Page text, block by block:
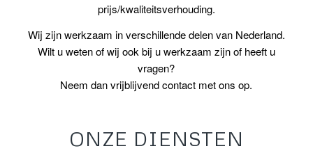
prijs/kwaliteitsverhouding.
Wij zijn werkzaam in verschillende delen van Nederland.
Wilt u weten of wij ook bij u werkzaam zijn of heeft u
vragen?
Neem dan vrijblijvend contact met ons op.
ONZE DIENSTEN